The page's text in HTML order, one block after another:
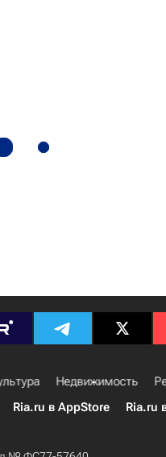
Недвижимость
Ria.ru в AppStore Ria.ru